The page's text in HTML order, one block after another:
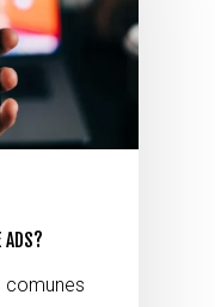
ADS?
comunes